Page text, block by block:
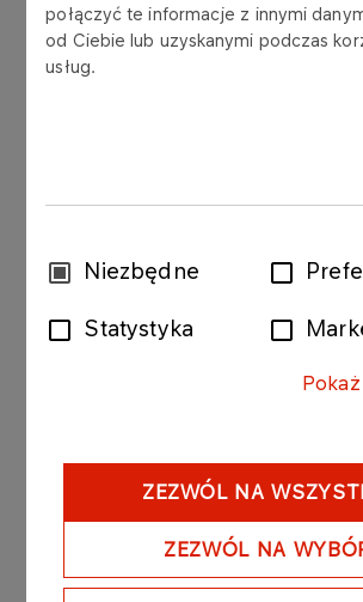
połączyć te informacje z innymi
od Ciebie lub uzyskanymi podczas
usług.
WybórNiezbędne
Statystyka
ZEZWÓL NA
ZEZWÓL NA
Zgromadzenie Akcjonariuszy
(ZWZ) w dniu 28 czerwca 2019
LOTOS S.A. i Grupy Kapitałowej
Rozporządzenia Ministra
wartościowych oraz warunków
równoważne informacji
prawa państwa niebędącego
członkowskim z dnia 29 marca 2018
2018 r. poz. 757)